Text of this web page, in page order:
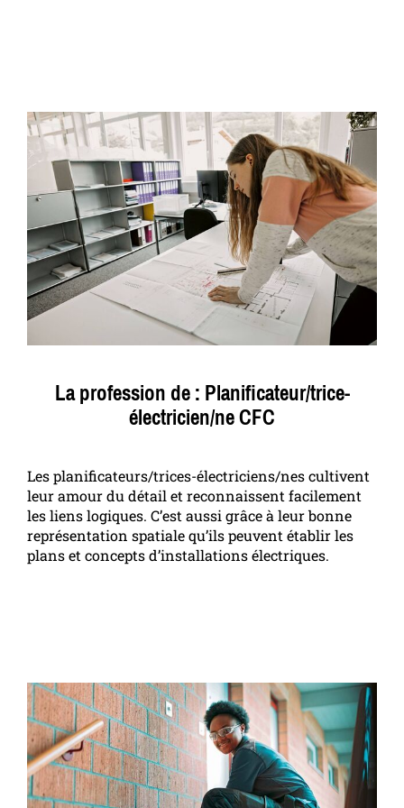
La profession de : Planificateur/trice-
électricien/ne CFC
Les planificateurs/trices-électriciens/nes cultivent
leur amour du détail et reconnaissent facilement
les liens logiques. C’est aussi grâce à leur bonne
représentation spatiale qu’ils peuvent établir les
plans et concepts d’installations électriques.